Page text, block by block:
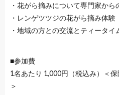
・花がら摘みについて専門家から
・レンゲツツジの花がら摘み体験
・地域の方との交流とティータイ
■参加費
1名あたり 1,000円（税込み）＜
＞